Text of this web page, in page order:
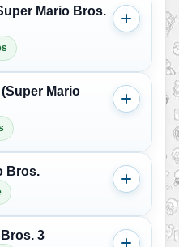
Mario Bros.
Mario
Bros.
3